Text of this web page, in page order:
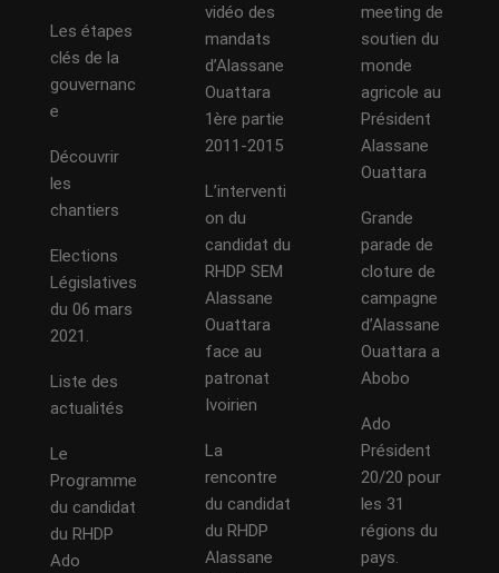
Les étapes
clés de la
gouvernanc
e
Découvrir
les
chantiers
Elections
Législatives
du 06 mars
2021.
Liste des
actualités
Le
Programme
du candidat
du RHDP
Ado
vidéo des
mandats
d’Alassane
Ouattara
1ère partie
2011-2015
L’interventi
on du
candidat du
RHDP SEM
Alassane
Ouattara
face au
patronat
Ivoirien
La
rencontre
du candidat
du RHDP
Alassane
meeting de
soutien du
monde
agricole au
Président
Alassane
Ouattara
Grande
parade de
cloture de
campagne
d’Alassane
Ouattara a
Abobo
Ado
Président
20/20 pour
les 31
régions du
pays.